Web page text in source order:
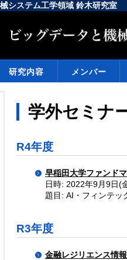
システム工学領域 鈴木研究室
研究内容 メンバー
学外セミナ
R4年度
早稲田大学ファンド
日時: 2022年9月9日(
題目: AI・フィンテッ
R3年度
金融レジリエンス情